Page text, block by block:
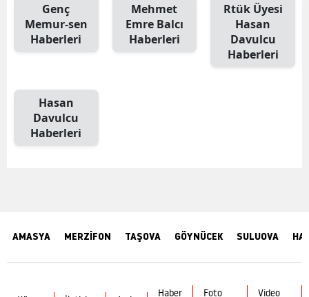
Genç
Memur-sen
Haberleri
Mehmet
Emre Balcı
Haberleri
Rtük Üyesi
Hasan
Davulcu
Haberleri
Hasan
Davulcu
Haberleri
AMASYA MERZİFON TAŞOVA GÖYNÜCEK SULUOVA
Haber Foto Video